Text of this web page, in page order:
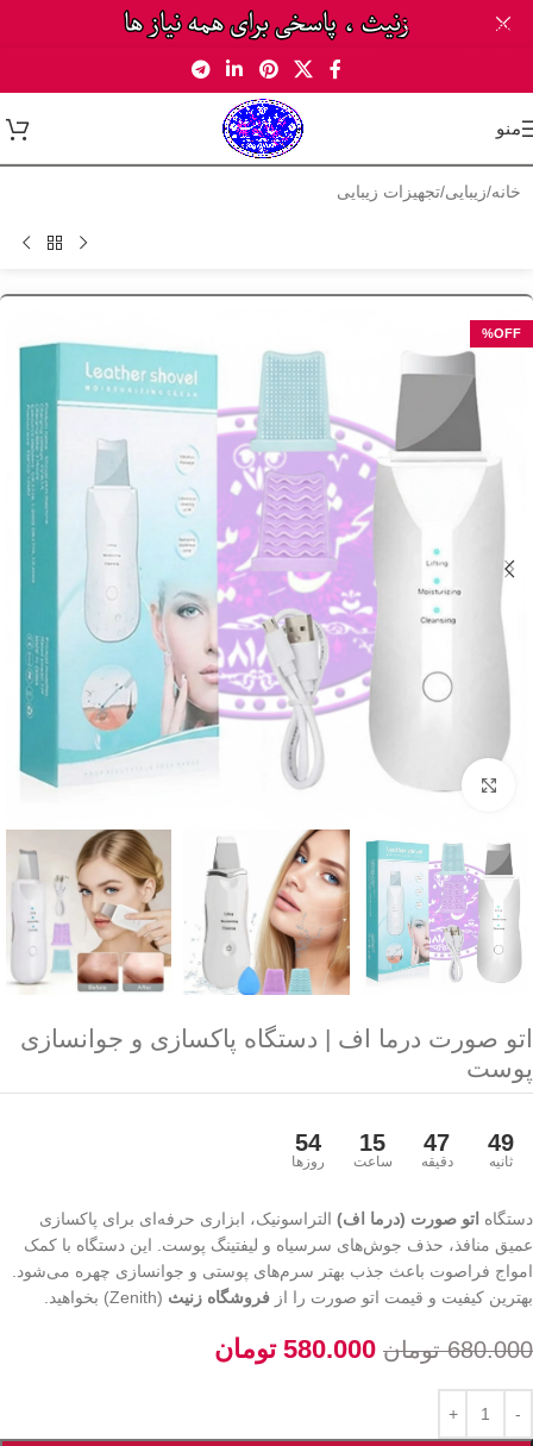
Skip to navigation
منو
خانه/زیبایی/تجهیزات زیبایی
برای بزرگنمایی کلیک کنید
اتو صورت درما اف | دستگاه پاکسازی و جوانسازی
پوست
54
روزها
15
ساعت
47
دقیقه
49
ثانیه
دستگاه اتو صورت (درما اف) التراسونیک، ابزاری حرفه‌ای برای پاکسازی
عمیق منافذ، حذف جوش‌های سرسیاه و لیفتینگ پوست. این دستگاه با کمک
امواج فراصوت باعث جذب بهتر سرم‌های پوستی و جوانسازی چهره می‌شود.
بهترین کیفیت و قیمت اتو صورت را از فروشگاه زنیث (Zenith) بخواهید.
680.000 تومان 580.000 تومان